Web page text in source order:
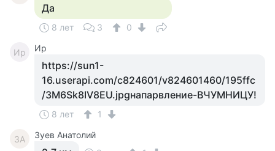
Да
8 лет 3 0
Ир Ир
https://sun1-
16.userapi.com/c824601/v824601460/195ffc
/3M6Sk8IV8EU.jpgнапарвление-ВЧУМНИЦУ!
8 лет 1
ЗА Зуев Анатолий